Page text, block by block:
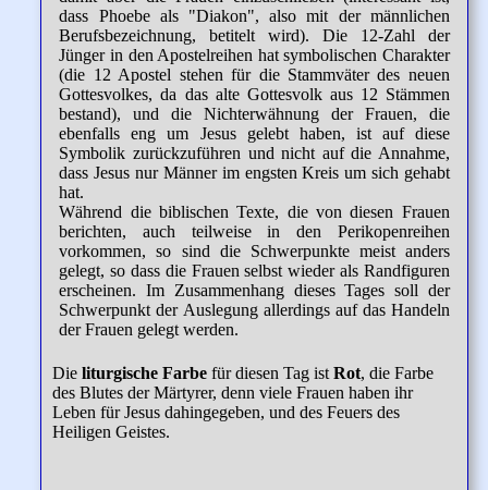
dass Phoebe als "Diakon", also mit der männlichen
Berufsbezeichnung, betitelt wird). Die 12-Zahl der
Jünger in den Apostelreihen hat symbolischen Charakter
(die 12 Apostel stehen für die Stammväter des neuen
Gottesvolkes, da das alte Gottesvolk aus 12 Stämmen
bestand), und die Nichterwähnung der Frauen, die
ebenfalls eng um Jesus gelebt haben, ist auf diese
Symbolik zurückzuführen und nicht auf die Annahme,
dass Jesus nur Männer im engsten Kreis um sich gehabt
hat.
Während die biblischen Texte, die von diesen Frauen
berichten, auch teilweise in den Perikopenreihen
vorkommen, so sind die Schwerpunkte meist anders
gelegt, so dass die Frauen selbst wieder als Randfiguren
erscheinen. Im Zusammenhang dieses Tages soll der
Schwerpunkt der Auslegung allerdings auf das Handeln
der Frauen gelegt werden.
Die liturgische Farbe für diesen Tag istRot, die Farbe
des Blutes der Märtyrer, denn viele Frauen haben ihr
Leben für Jesus dahingegeben, und des Feuers des
Heiligen Geistes.